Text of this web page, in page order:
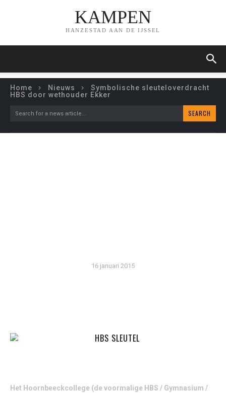
KAMPEN
HANZESTAD AAN DE IJSSEL
Home Nieuws
Symbolische sleuteloverdracht
HBS door wethouder Ekker
Search for a news article... SEARCH
16 januari 2015
Het Hoornbeeckcollege (de voormalige HBS / Gymnasium /